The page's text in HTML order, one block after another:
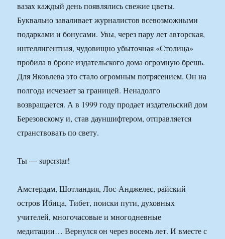
вазах каждый день появлялись свежие цветы.
Буквально заваливает журналистов всевозможными
подарками и бонусами. Увы, через пару лет авторская,
интеллигентная, чудовищно убыточная «Столица»
пробила в броне издательского дома огромную брешь.
Для Яковлева это стало огромным потрясением. Он на
полгода исчезает за границей. Ненадолго
возвращается. А в 1999 году продает издательский дом
Березовскому и, став дауншифтером, отправляется
странствовать по свету.
Ты — superstar!
Амстердам, Шотландия, Лос-Анджелес, райский
остров Ибица, Тибет, поиски пути, духовных
учителей, многочасовые и многодневные
медитации… Вернулся он через восемь лет. И вместе с